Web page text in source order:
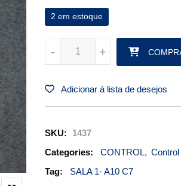
2 em estoque
FLAP SPRING/ MOLA DO FLAP
+
- +
-
Adicionar à lista de desejos
SKU:
1437
Categories:
CONTROL,
Tag:
SALA 1- A10 C7